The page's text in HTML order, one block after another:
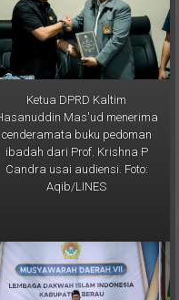
Ketua DPRD Kaltim
Hasanuddin Mas'ud menerima
cenderamata buku pedoman
ibadah dari Prof. Krishna P
Candra usai audiensi. Foto:
Aqib/LINES